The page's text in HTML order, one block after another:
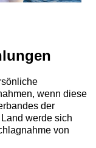
wenn diese
der
werde sich
von